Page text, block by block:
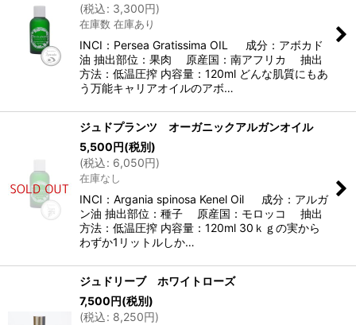
(税込: 3,300円)
在庫数 在庫あり
INCI：Persea Gratissima OIL 成分：アボカド
油 抽出部位：果肉 原産国：南アフリカ 抽出
方法：低温圧搾 内容量：120ml どんな肌質にもあ
う万能キャリアオイルのアボ…
ジュドプランツ オーガニックアルガンオイル
5,500円(税別)
(税込: 6,050円)
在庫なし
INCI：Argania spinosa Kenel Oil 成分：アルガ
ン油 抽出部位：種子 原産国：モロッコ 抽出
方法：低温圧搾 内容量：120ml 30ｋｇの実から
わずか1リットルしか…
ジュドリーブ ホワイトローズ
7,500円(税別)
(税込: 8,250円)